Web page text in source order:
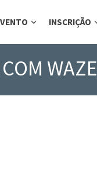
INSCRIÇÃO
WAZE